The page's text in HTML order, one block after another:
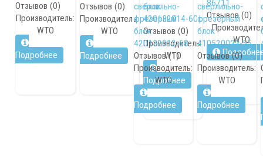
Отзывов (0)
Производитель:
WTO
Подробнее
Отзывов (0)
Производитель:
WTO
Подробнее
Отзывов (0)
Производитель:
WTO
Подробнее
Отзывов (0)
WTO
Отзывов (1)
Производитель:
WTO
Подробнее
Отзывов (0)
Производитель:
WTO
Подробнее